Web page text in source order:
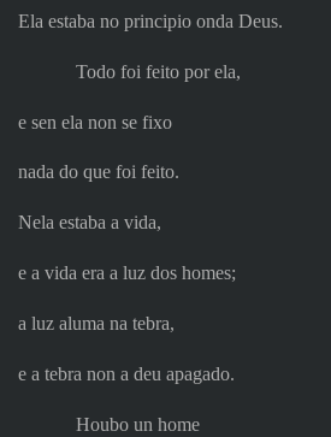
Ela estaba no principio onda Deus.
Todo foi feito por ela,
e sen ela non se fixo
nada do que foi feito.
Nela estaba a vida,
e a vida era a luz dos homes;
a luz aluma na tebra,
e a tebra non a deu apagado.
Houbo un home